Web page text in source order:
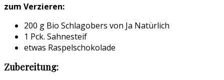
zum Verzieren:
200 g Bio Schlagobers von Ja Natürlich
1 Pck. Sahnesteif
etwas Raspelschokolade
Zubereitung: